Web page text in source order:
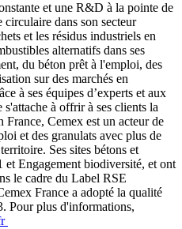
et une R&D à la pointe de
dans son secteur
et les résidus industriels en
alternatifs dans ses
du béton prêt à l'emploi, des
sur des marchés en
à ses équipes d’experts et aux
à offrir à ses clients la
Cemex est un acteur de
et des granulats avec plus de
Ses sites bétons et
Engagement biodiversité, et ont
le cadre du Label RSE
France a adopté la qualité
Pour plus d'informations,